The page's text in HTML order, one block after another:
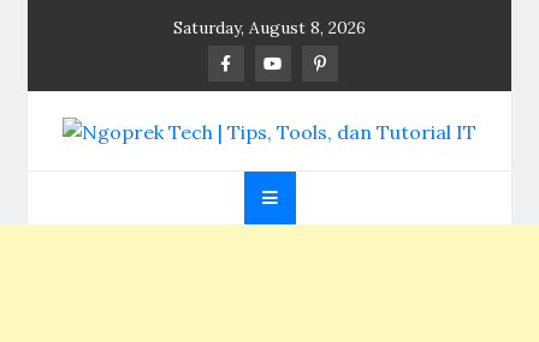
Saturday, August 8, 2026
Ngoprek Tech | Tips,
Tools, dan Tutorial